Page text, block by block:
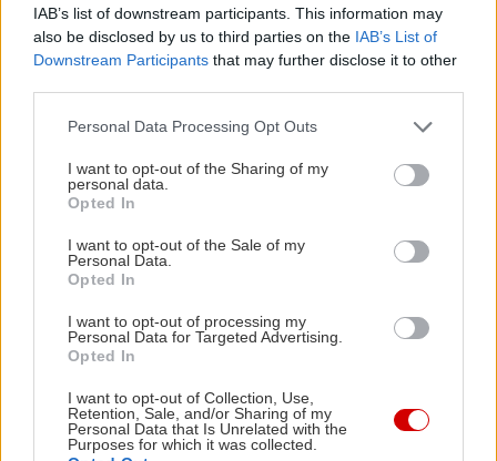
IAB’s list of downstream participants. This information may
also be disclosed by us to third parties on the IAB’s List of
Downstream Participants that may further disclose it to other
Please note that this website/app uses one or more Google
not limited to your visit or usage behaviour. You may click to
grant or deny consent to Google and its third-party tags to
use your data for below specified purposes in below Google
consent section.
Personal Data Processing Opt Outs
I want to opt-out of the Sharing of my
personal data.
Opted In
I want to opt-out of the Sale of my
Personal Data.
Opted In
I want to opt-out of processing my
Personal Data for Targeted Advertising.
Opted In
I want to opt-out of Collection, Use,
Retention, Sale, and/or Sharing of my
Personal Data that Is Unrelated with the
Purposes for which it was collected.
in2life team
Γεννήθηκε τον Νοέμβριο του 2005, βρήκε τον δρόμο της